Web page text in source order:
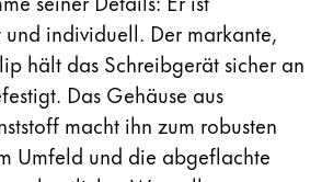
und individuell. Der markante,
hält das Schreibgerät sicher an
Das Gehäuse aus
macht ihn zum robusten
Umfeld und die abgeflachte